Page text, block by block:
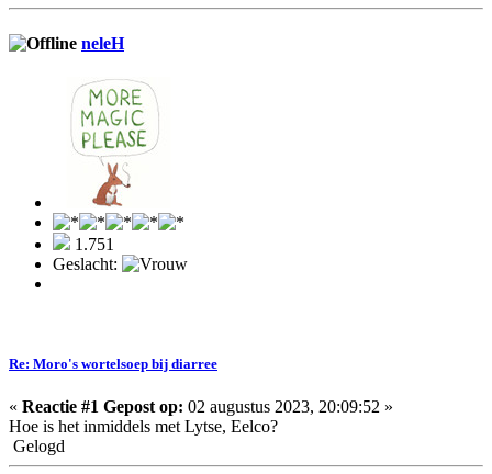
neleH
1.751
Geslacht:
Re: Moro's wortelsoep bij diarree
« Reactie #1 Gepost op: 02 augustus 2023, 20:09:52 »
Hoe is het inmiddels met Lytse, Eelco?
Gelogd